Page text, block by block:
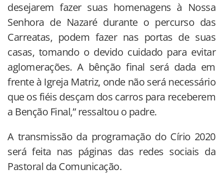
desejarem fazer suas homenagens à Nossa
Senhora de Nazaré durante o percurso das
Carreatas, podem fazer nas portas de suas
casas, tomando o devido cuidado para evitar
aglomerações. A bênção final será dada em
frente à Igreja Matriz, onde não será necessário
que os fiéis desçam dos carros para receberem
a Benção Final,” ressaltou o padre.
A transmissão da programação do Círio 2020
será feita nas páginas das redes sociais da
Pastoral da Comunicação.